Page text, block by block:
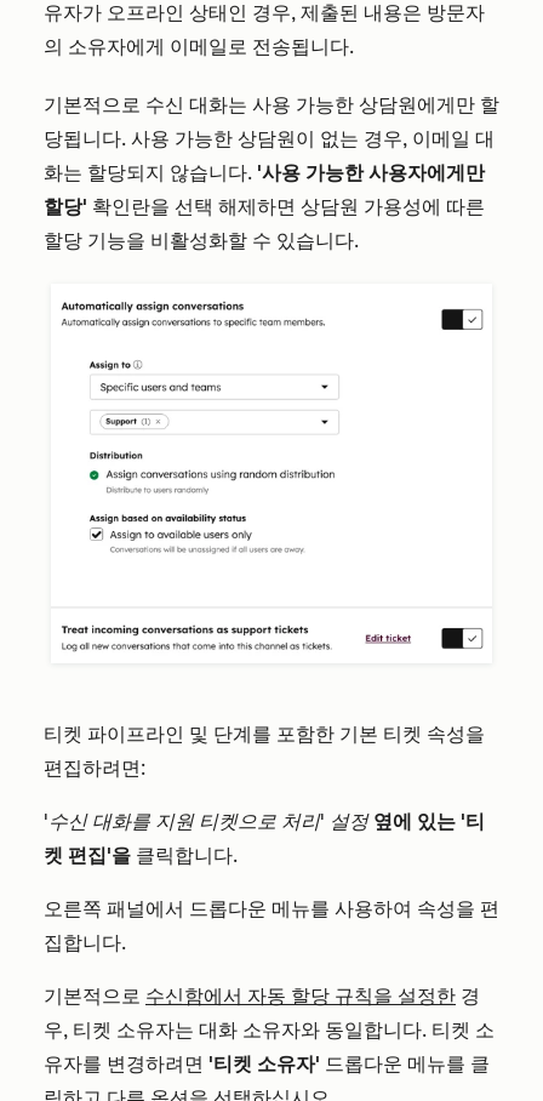
유자가 오프라인 상태인 경우, 제출된 내용은 방문자
의 소유자에게 이메일로 전송됩니다.
기본적으로 수신 대화는 사용 가능한 상담원에게만 할
당됩니다. 사용 가능한 상담원이 없는 경우, 이메일 대
화는 할당되지 않습니다. '사용 가능한 사용자에게만
할당' 확인란을 선택 해제하면 상담원 가용성에 따른
할당 기능을 비활성화할 수 있습니다.
티켓 파이프라인 및 단계를 포함한 기본 티켓 속성을
편집하려면:
'수신 대화를 지원 티켓으로 처리' 설정 옆에 있는 '티
켓 편집'을 클릭합니다.
오른쪽 패널에서 드롭다운 메뉴를 사용하여 속성을 편
집합니다.
기본적으로 수신함에서 자동 할당 규칙을 설정한 경
우, 티켓 소유자는 대화 소유자와 동일합니다. 티켓 소
유자를 변경하려면 '티켓 소유자' 드롭다운 메뉴를 클